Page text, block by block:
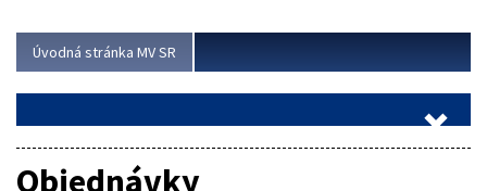
Úvodná stránka MV SR
Objednávky